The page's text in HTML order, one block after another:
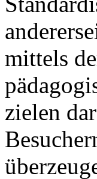
mittels
zielen